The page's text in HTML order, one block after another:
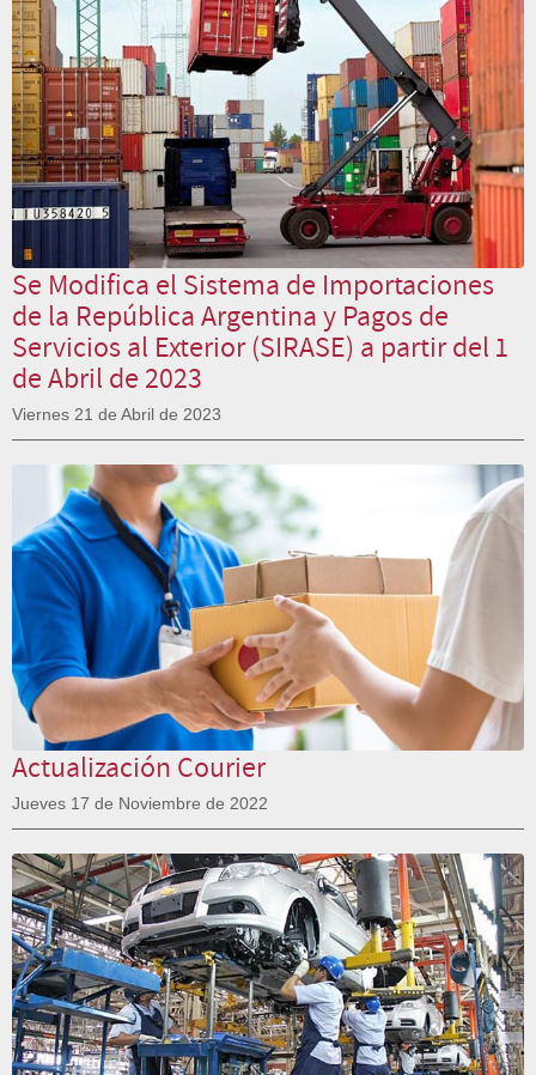
Se Modifica el Sistema de Importaciones
de la República Argentina y Pagos de
Servicios al Exterior (SIRASE) a partir del 1
de Abril de 2023
Viernes 21 de Abril de 2023
Actualización Courier
Jueves 17 de Noviembre de 2022